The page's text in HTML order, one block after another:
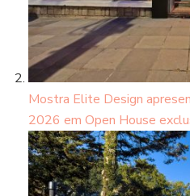
Mostra Elite Design
2026 em Open House